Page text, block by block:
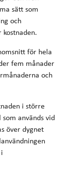
sätt som
och
för hela
fem månader
och
i större
används vid
över dygnet